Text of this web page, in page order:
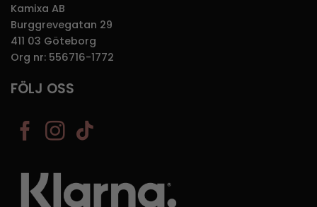
Kamixa AB
Burggrevegatan 29
411 03 Göteborg
Org nr: 556716-1772
FÖLJ OSS